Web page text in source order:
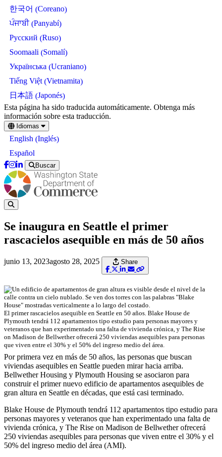
한국어 (Coreano)
ਪੰਜਾਬੀ(Panyabí)
Русский (Ruso)
Soomaali (Somalí)
Українська (Ucraniano)
Tiếng Việt(Vietnamita)
日本語 (Japonés)
Skip
to
main
content
Esta página ha sido traducida automáticamente. Obtenga más
información sobre esta traducción.
Idiomas
English (Inglés)
Español
Buscar
Se inaugura en Seattle el primer
rascacielos asequible en más de 50 años
junio 13, 2023agosto 28, 2025 Share
El primer rascacielos asequible en Seattle en 50 años. Blake House de
Plymouth tendrá 112 apartamentos tipo estudio para personas mayores y
veteranos que han experimentado una falta de vivienda crónica, y The Rise
on Madison de Bellwether ofrecerá 250 viviendas asequibles para personas
que viven entre el 30% y el 50% del ingreso medio del área.
Por primera vez en más de 50 años, las personas que buscan
viviendas asequibles en Seattle pueden mirar hacia arriba.
Bellwether Housing y Plymouth Housing se asociaron para
construir el primer nuevo edificio de apartamentos asequibles de
gran altura en Seattle en décadas, que está casi terminado.
Blake House de Plymouth tendrá 112 apartamentos tipo estudio para
personas mayores y veteranos que han experimentado una falta de
vivienda crónica, y The Rise on Madison de Bellwether ofrecerá
250 viviendas asequibles para personas que viven entre el 30% y el
50% del ingreso medio del área (AMI).